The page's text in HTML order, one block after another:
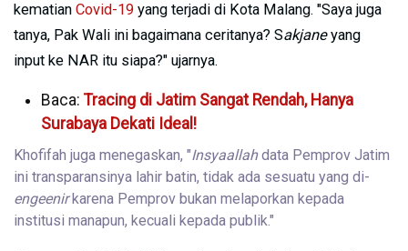
kematian Covid-19 yang terjadi di Kota Malang. "Saya juga
tanya, Pak Wali ini bagaimana ceritanya? Sakjaneyang
input ke NAR itu siapa?" ujarnya.
Baca: Tracing di Jatim Sangat Rendah, Hanya
Surabaya Dekati Ideal!
Khofifah juga menegaskan, "Insyaallahdata Pemprov Jatim
ini transparansinya lahir batin, tidak ada sesuatu yang di-
engeenirkarena Pemprov bukan melaporkan kepada
institusi manapun, kecuali kepada publik."